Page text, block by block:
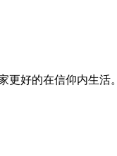
更好的在信仰内生活。